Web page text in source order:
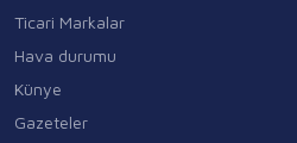
Ticari Markalar
Hava durumu
Künye
Gazeteler